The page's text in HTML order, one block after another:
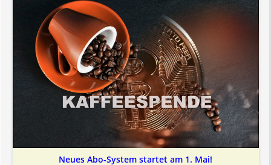
Neues Abo-System startet am 1. Mai!